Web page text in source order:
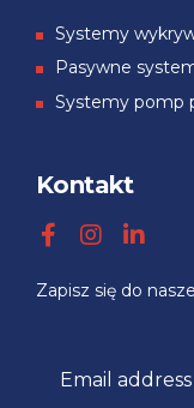
Systemy
Pasywne
Systemy pomp
Kontakt
Zapisz się do